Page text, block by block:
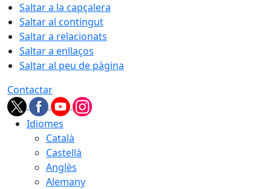
Saltar a la capçalera
Saltar al contingut
Saltar a relacionats
Saltar a enllaços
Saltar al peu de pàgina
Contactar
Idiomes
Català
Castellà
Anglès
Alemany